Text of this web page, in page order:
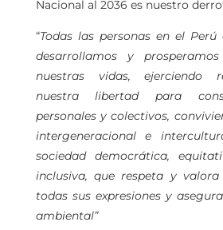
Nacional al 2036 es nuestro
“Todas las personas en el Perú
desarrollamos y
nuestras vidas, ejerciendo
nuestra libertad para
personales y colectivos,
intergeneracional e
sociedad democrática,
inclusiva, que respeta y
todas sus expresiones y
ambiental”